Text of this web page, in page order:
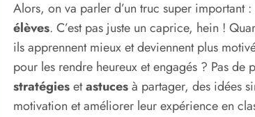
Alors, on va parler d’un truc super important :
élèves. C’est pas juste un caprice, hein !
ils apprennent mieux et deviennent plus
pour les rendre heureux et engagés ? Pas de
stratégiesetastucesà partager, des idées
motivation et améliorer leur expérience en